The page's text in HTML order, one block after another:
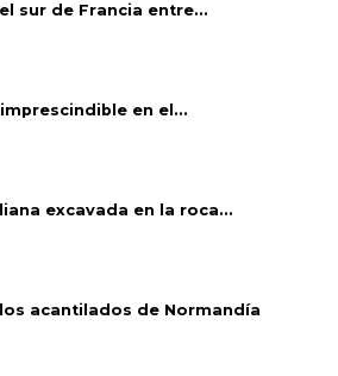
sur de Francia entre...
en el...
excavada en la roca...
acantilados de Normandía